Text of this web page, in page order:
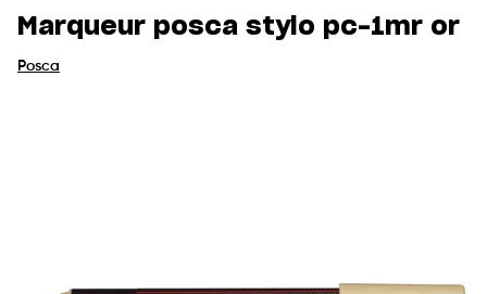
Marqueur posca stylo pc-1mr or
Posca